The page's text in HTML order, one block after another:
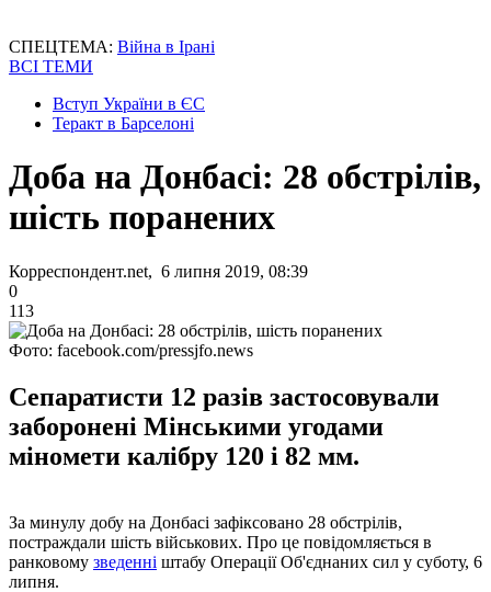
СПЕЦТЕМА: Війна в Ірані
ВСІ ТЕМИ
Вступ України в ЄС
Теракт в Барселоні
Доба на Донбасі: 28 обстрілів,
шість поранених
Корреспондент.net, 6 липня 2019, 08:39
0
113
Фото: facebook.com/pressjfo.news
Сепаратисти 12 разів застосовували
заборонені Мінськими угодами
міномети калібру 120 і 82 мм.
За минулу добу на Донбасі зафіксовано 28 обстрілів,
постраждали шість військових. Про це повідомляється в
ранковому зведенні штабу Операції Об'єднаних сил у суботу, 6
липня.